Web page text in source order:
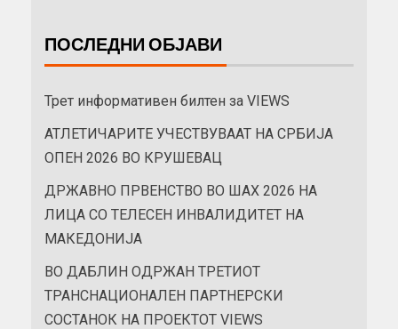
ПОСЛЕДНИ ОБЈАВИ
Трет информативен билтен за VIEWS
АТЛЕТИЧАРИТЕ УЧЕСТВУВААТ НА СРБИЈА
ОПЕН 2026 ВО КРУШЕВАЦ
ДРЖАВНО ПРВЕНСТВО ВО ШАХ 2026 НА
ЛИЦА СО ТЕЛЕСЕН ИНВАЛИДИТЕТ НА
МАКЕДОНИЈА
ВО ДАБЛИН ОДРЖАН ТРЕТИОТ
ТРАНСНАЦИОНАЛЕН ПАРТНЕРСКИ
СОСТАНОК НА ПРОЕКТОТ VIEWS